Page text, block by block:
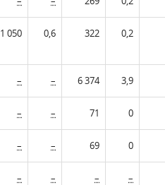
1 050 0,6 322 0,2
– – 6 374 3,9
– – 71 0
– – 69 0
– – – –